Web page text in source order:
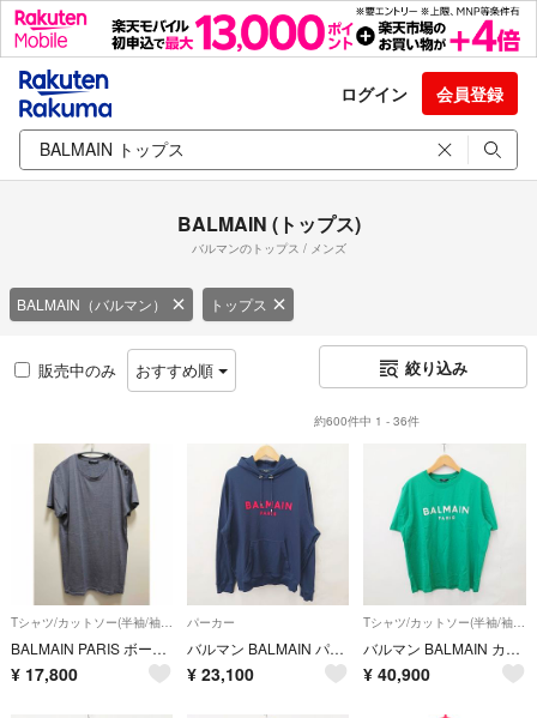
ログイン 会員登録
BALMAIN (トップス)
バルマンのトップス / メンズ
BALMAIN（バルマン） トップス
販売中のみ おすすめ順 絞り込み
約600件中 1 - 36件
Tシャツ/カットソー(半袖/袖なし)
BALMAIN PARIS ボーダー tシャツ
¥ 17,800
パーカー
バルマン BALMAIN パーカー フード ネイビー 紺 大きいサイズ XXXL
¥ 23,100
Tシャツ/カットソー(半袖/袖なし)
バルマン BALMAIN カットソー Tシャツ 半袖 ロゴ グリーン 3XL
¥ 40,900